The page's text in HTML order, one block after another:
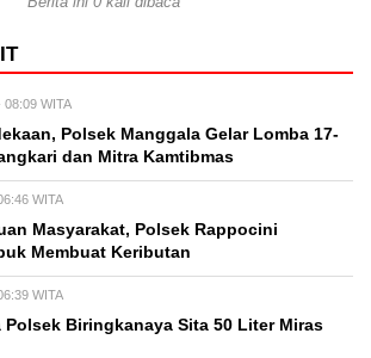
08:09 WITA
Polsek Manggala Gelar Lomba 17-
dan Mitra Kamtibmas
WITA
Masyarakat, Polsek Rappocini
Membuat Keributan
WITA
Polsek Biringkanaya Sita 50 Liter Miras